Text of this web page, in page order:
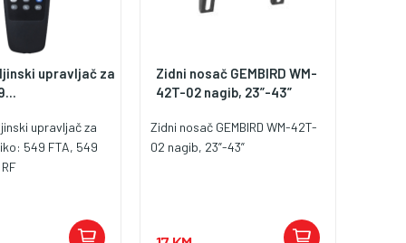
upravljač za
upravljač za
549 FTA, 549
Zidni nosač GEMBIRD WM-
42T-02 nagib, 23”-43”
Zidni nosač GEMBIRD WM-42T-
02 nagib, 23”-43”